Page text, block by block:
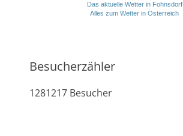
Das aktuelle Wetter in Fohnsdorf
Alles zum Wetter in Österreich
Besucherzähler
1281217 Besucher